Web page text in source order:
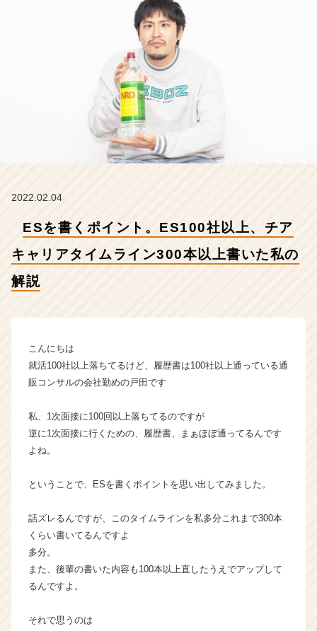
イ
ム
ラ
イ
ン
3
0
0
書
い
た
説
会
こ
か
ら
イ
イ
ン】
ベ
2022.02.04
ESを書くポイント。ES100社以上、チア
キャリアタイムライン300本以上書いた私の
解説
こんにちは
就活100社以上落ちてるけど、履歴書は100社以上通っている通
販コンサルの会社勤めの戸田です
私、1次面接に100回以上落ちてるのですが
逆に1次面接に行くための、履歴書、まぁほぼ通ってるんです
よね。
ということで、ESを書くポイントを思い出してみました。
話ズレるんですが、このタイムラインを私多分これまで300本
くらい書いてるんですよ
多分。
また、後輩の書いた内容も100本以上直したうえでアップして
るんですよ。
それで思うのは